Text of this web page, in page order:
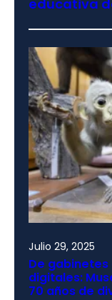
educativa
Julio 29, 2025
De
digitales:
70 años de